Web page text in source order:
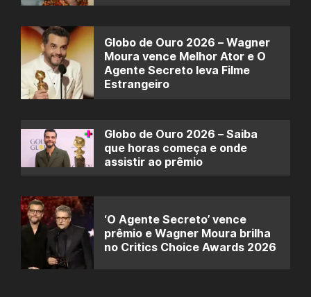
Globo de Ouro 2026 – Wagner
Moura vence Melhor Ator e O
Agente Secreto leva Filme
Estrangeiro
Globo de Ouro 2026 – Saiba
que horas começa e onde
assistir ao prêmio
‘O Agente Secreto’ vence
prêmio e Wagner Moura brilha
no Critics Choice Awards 2026